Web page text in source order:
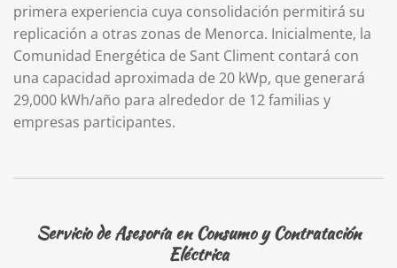
primera experiencia cuya consolidación permitirá su
replicación a otras zonas de Menorca. Inicialmente, la
Comunidad Energética de Sant Climent contará con
una capacidad aproximada de 20 kWp, que generará
29,000 kWh/año para alrededor de 12 familias y
empresas participantes.
Servicio de Asesoría en Consumo y Contratación
Eléctrica